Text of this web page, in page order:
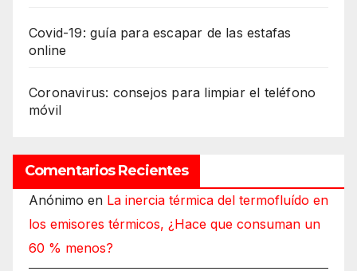
Covid-19: guía para escapar de las estafas
online
Coronavirus: consejos para limpiar el teléfono
móvil
Comentarios Recientes
Anónimo en La inercia térmica del termofluído en
los emisores térmicos, ¿Hace que consuman un
60 % menos?